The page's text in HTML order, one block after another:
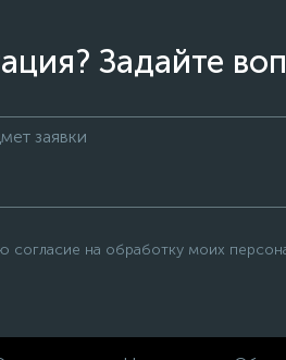
Задайте
согласие на обработку моих